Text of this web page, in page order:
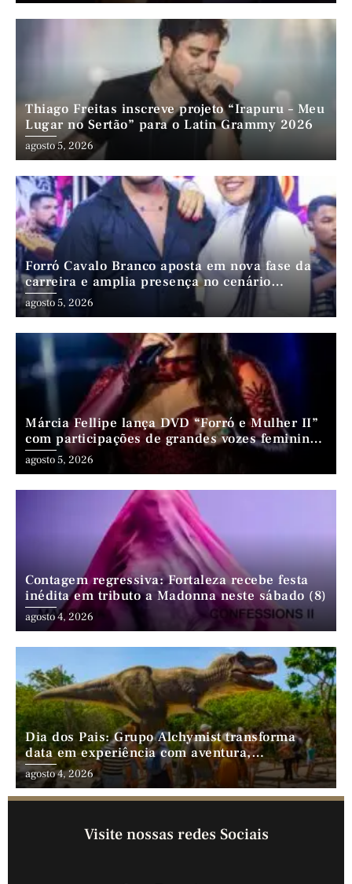
Thiago Freitas inscreve projeto “Irapuru – Meu
Lugar no Sertão” para o Latin Grammy 2026
agosto 5, 2026
Forró Cavalo Branco aposta em nova fase da
carreira e amplia presença no cenário
nordestino
agosto 5, 2026
Márcia Fellipe lança DVD “Forró e Mulher II”
com participações de grandes vozes femininas
do forró
agosto 5, 2026
Contagem regressiva: Fortaleza recebe festa
inédita em tributo a Madonna neste sábado (8)
agosto 4, 2026
Dia dos Pais: Grupo Alchymist transforma
data em experiência com aventura,
gastronomia e lazer em família
agosto 4, 2026
Visite nossas redes Sociais